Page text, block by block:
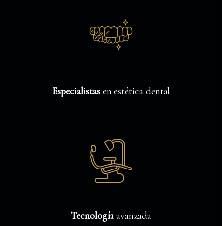
Especialistas en estética dental
Tecnologíaavanzada